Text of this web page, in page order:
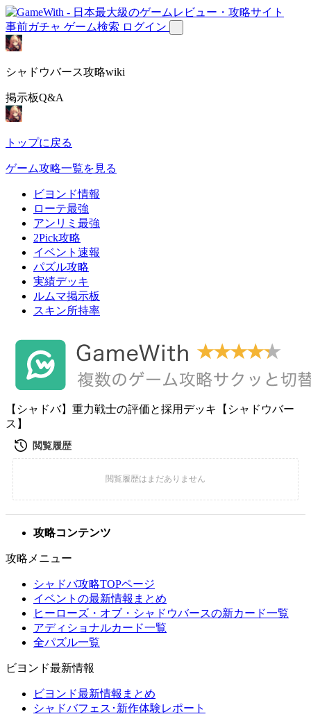
事前ガチャ ゲーム検索 ログイン
シャドウバース攻略wiki
掲示板Q&A
トップに戻る
ゲーム攻略一覧を見る
ビヨンド情報
ローテ最強
アンリミ最強
2Pick攻略
イベント速報
パズル攻略
実績デッキ
ルムマ掲示板
スキン所持率
【シャドバ】重力戦士の評価と採用デッキ【シャドウバー
ス】
攻略コンテンツ
攻略メニュー
シャドバ攻略TOPページ
イベントの最新情報まとめ
ヒーローズ・オブ・シャドウバースの新カード一覧
アディショナルカード一覧
全パズル一覧
ビヨンド最新情報
ビヨンド最新情報まとめ
シャドバフェス･新作体験レポート